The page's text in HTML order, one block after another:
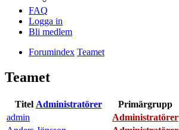
FAQ
Logga in
Bli medlem
Forumindex Teamet
Teamet
Titel Administratörer Primärgrupp
admin
Administratörer